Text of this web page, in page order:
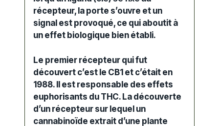
récepteur, la porte s’ouvre et un
signal est provoqué, ce qui aboutit à
un effet biologique bien établi.
Le premier récepteur qui fut
découvert c’est le CB1 et c’était en
1988. Il est responsable des effets
euphorisants du THC. La découverte
d’un récepteur sur lequel un
cannabinoïde extrait d’une plante